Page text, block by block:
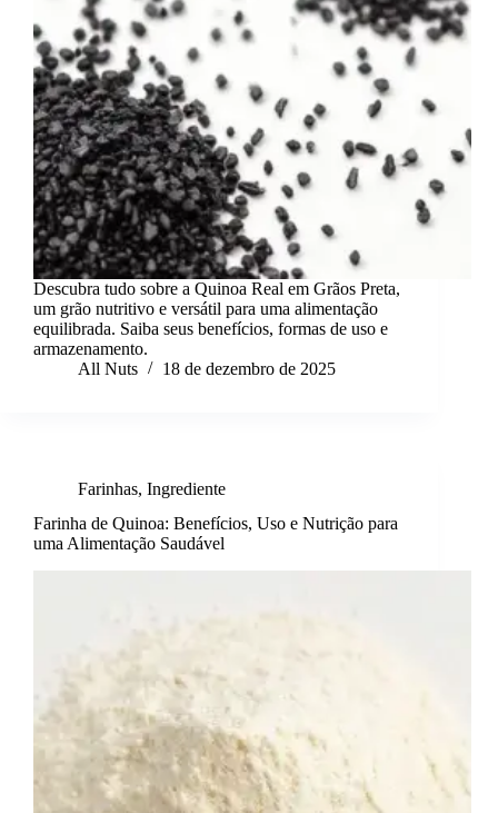
Descubra tudo sobre a Quinoa Real em Grãos Preta,
um grão nutritivo e versátil para uma alimentação
equilibrada. Saiba seus benefícios, formas de uso e
armazenamento.
All Nuts
18 de dezembro de 2025
Farinhas, Ingrediente
Farinha de Quinoa: Benefícios, Uso e Nutrição para
uma Alimentação Saudável